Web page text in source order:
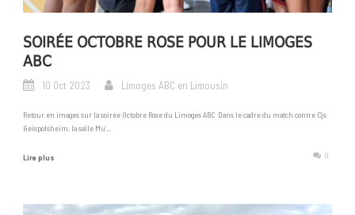
SOIRÉE OCTOBRE ROSE POUR LE LIMOGES
ABC
10 Oct 2023 Limoges ABC en Limousin
Retour en images sur la soirée Octobre Rose du Limoges ABC Dans le cadre du match contre Cjs
Geispolsheim, la salle Mu’...
Lire plus 0